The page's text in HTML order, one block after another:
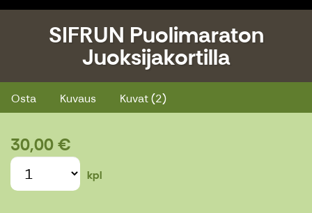
SIFRUN Puolimaraton
Juoksijakortilla
SIFRUN Puolimaraton Juoksijakortilla
Osta Kuvaus Kuvat (2)
30,00 €
kpl